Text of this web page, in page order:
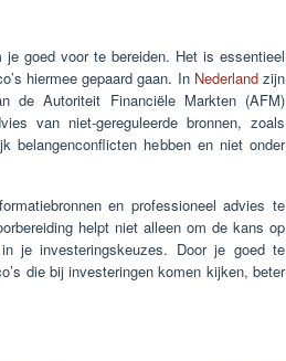
goed voor te bereiden. Het is essentieel
hiermee gepaard gaan. In Nederlandzijn
de Autoriteit Financiële Markten (AFM)
van niet-gereguleerde bronnen, zoals
belangenconflicten hebben en niet onder
en professioneel advies te
helpt niet alleen om de kans op
je investeringskeuzes. Door je goed te
die bij investeringen komen kijken, beter